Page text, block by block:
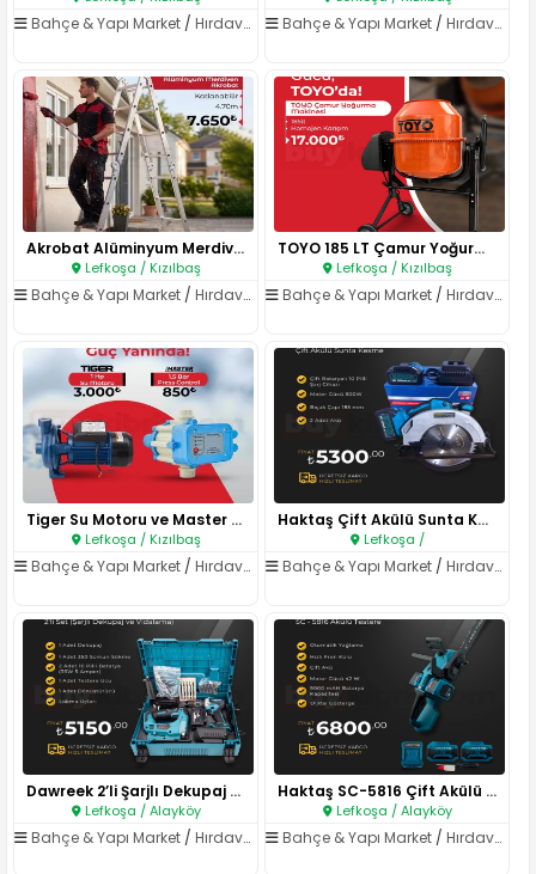
Bahçe & Yapı Market / Hırdavat & El Aletleri Bahçe & Yapı Market /Hırdavat & El Aletleri
Akrobat Alüminyum Merdiven 4.7..
Lefkoşa / Kızılbaş
Bahçe & Yapı Market / Hırdavat & El Aletleri
TOYO 185 LT Çamur Yoğurma Maki..
Lefkoşa / Kızılbaş
Bahçe & Yapı Market /Hırdavat & El Aletleri
Tiger Su Motoru ve Master Pres..
Lefkoşa / Kızılbaş
Bahçe & Yapı Market / Hırdavat & El Aletleri
Haktaş Çift Akülü Sunta Kesme ..
Lefkoşa /
Bahçe & Yapı Market /Hırdavat & El Aletleri
Dawreek 2’li Şarjlı Dekupaj ve..
Lefkoşa / Alayköy
Bahçe & Yapı Market / Hırdavat & El Aletleri
Haktaş SC-5816 Çift Akülü Test..
Lefkoşa / Alayköy
Bahçe & Yapı Market /Hırdavat & El Aletleri